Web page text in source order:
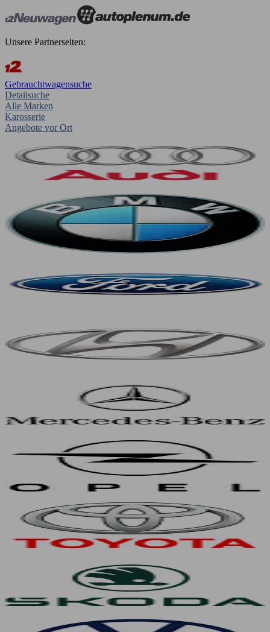
Unsere Partnerseiten:
Gebrauchtwagensuche
Detailsuche
Alle Marken
Karosserie
Angebote vor Ort